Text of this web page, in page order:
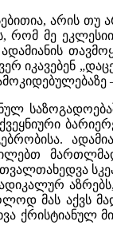
არის თუ
რომ მე
იკავებენ
თვალთახედვა
მას აქვს